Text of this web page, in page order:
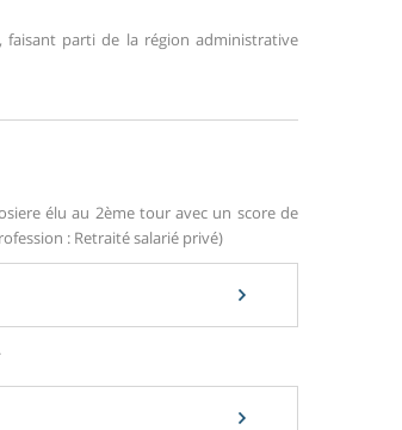
faisant parti de la région administrative
élu au 2ème tour avec un score de
: Retraité salarié privé)